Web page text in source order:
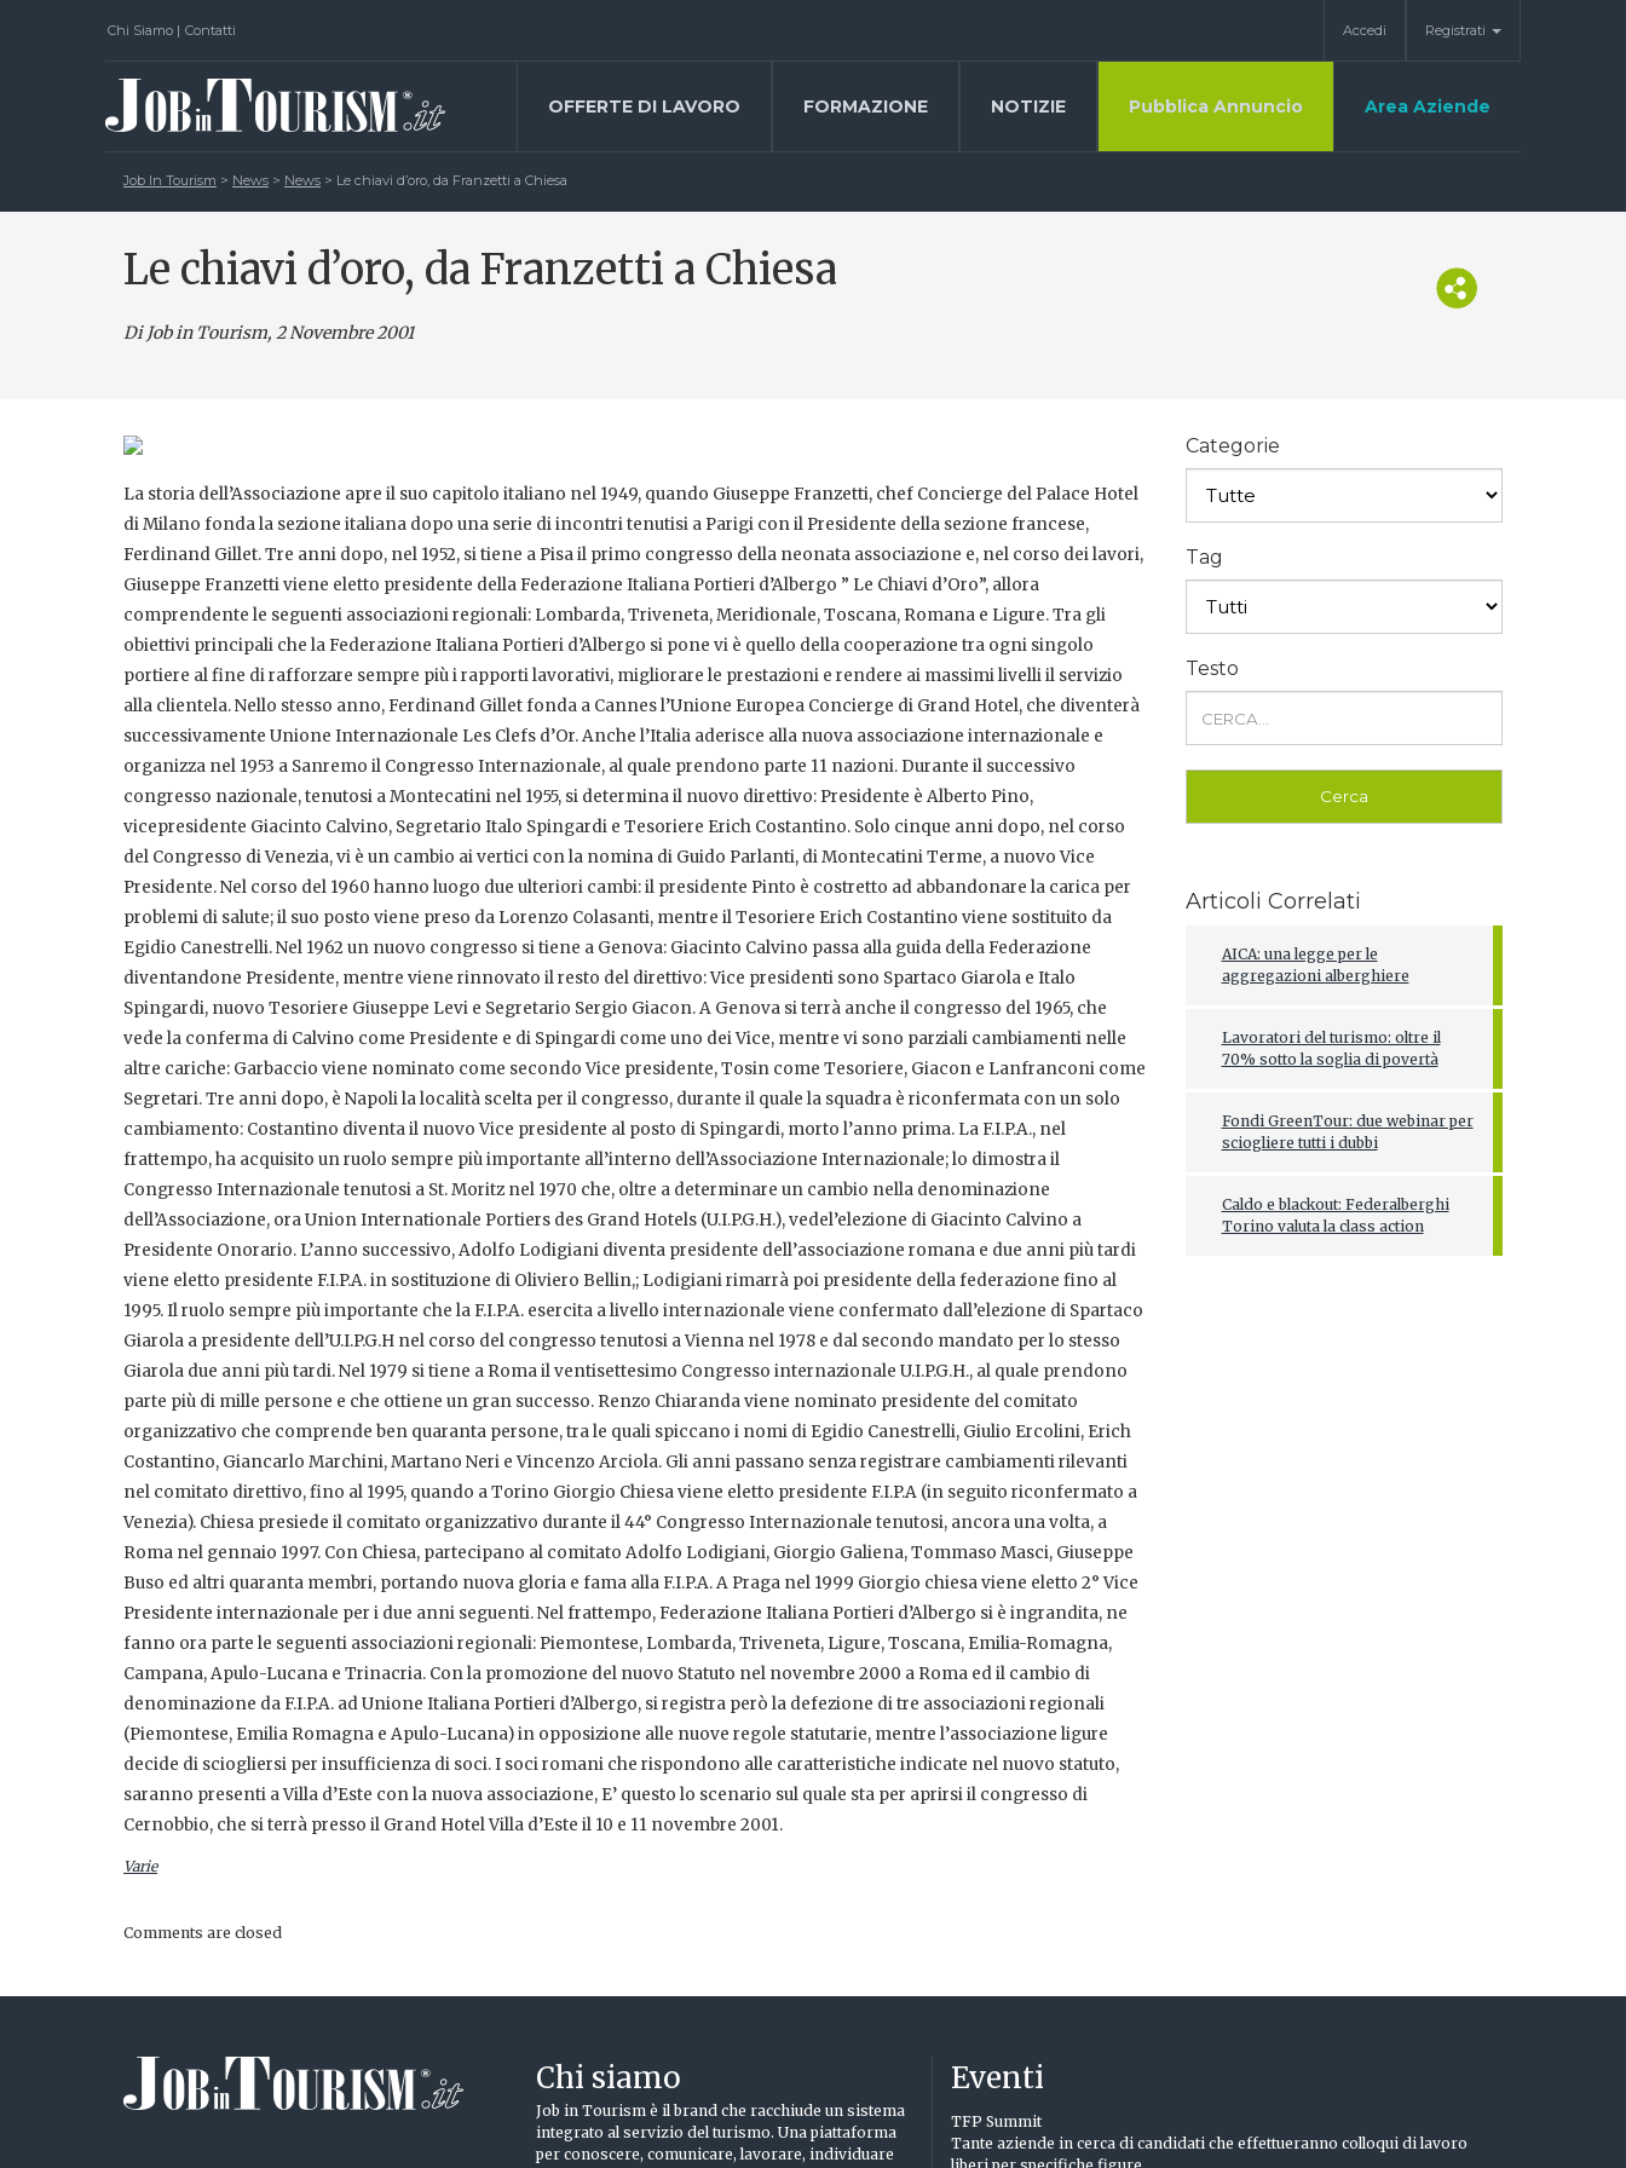
Chi Siamo | Contatti Accedi Registrati
OFFERTE DI LAVORO FORMAZIONE NOTIZIE Pubblica Annuncio Area Aziende
Job In Tourism > News > News > Le chiavi d’oro, da Franzetti a Chiesa
Le chiavi d’oro, da Franzetti a Chiesa
Di Job in Tourism, 2 Novembre 2001
La storia dell’Associazione apre il suo capitolo italiano nel 1949, quando Giuseppe Franzetti, chef Concierge del Palace Hotel
di Milano fonda la sezione italiana dopo una serie di incontri tenutisi a Parigi con il Presidente della sezione francese,
Ferdinand Gillet. Tre anni dopo, nel 1952, si tiene a Pisa il primo congresso della neonata associazione e, nel corso dei lavori,
Giuseppe Franzetti viene eletto presidente della Federazione Italiana Portieri d’Albergo ” Le Chiavi d’Oro”, allora
comprendente le seguenti associazioni regionali: Lombarda, Triveneta, Meridionale, Toscana, Romana e Ligure. Tra gli
obiettivi principali che la Federazione Italiana Portieri d’Albergo si pone vi è quello della cooperazione tra ogni singolo
portiere al fine di rafforzare sempre più i rapporti lavorativi, migliorare le prestazioni e rendere ai massimi livelli il servizio
alla clientela. Nello stesso anno, Ferdinand Gillet fonda a Cannes l’Unione Europea Concierge di Grand Hotel, che diventerà
successivamente Unione Internazionale Les Clefs d’Or. Anche l’Italia aderisce alla nuova associazione internazionale e
organizza nel 1953 a Sanremo il Congresso Internazionale, al quale prendono parte 11 nazioni. Durante il successivo
congresso nazionale, tenutosi a Montecatini nel 1955, si determina il nuovo direttivo: Presidente è Alberto Pino,
vicepresidente Giacinto Calvino, Segretario Italo Spingardi e Tesoriere Erich Costantino. Solo cinque anni dopo, nel corso
del Congresso di Venezia, vi è un cambio ai vertici con la nomina di Guido Parlanti, di Montecatini Terme, a nuovo Vice
Presidente. Nel corso del 1960 hanno luogo due ulteriori cambi: il presidente Pinto è costretto ad abbandonare la carica per
problemi di salute; il suo posto viene preso da Lorenzo Colasanti, mentre il Tesoriere Erich Costantino viene sostituito da
Egidio Canestrelli. Nel 1962 un nuovo congresso si tiene a Genova: Giacinto Calvino passa alla guida della Federazione
diventandone Presidente, mentre viene rinnovato il resto del direttivo: Vice presidenti sono Spartaco Giarola e Italo
Spingardi, nuovo Tesoriere Giuseppe Levi e Segretario Sergio Giacon. A Genova si terrà anche il congresso del 1965, che
vede la conferma di Calvino come Presidente e di Spingardi come uno dei Vice, mentre vi sono parziali cambiamenti nelle
altre cariche: Garbaccio viene nominato come secondo Vice presidente, Tosin come Tesoriere, Giacon e Lanfranconi come
Segretari. Tre anni dopo, è Napoli la località scelta per il congresso, durante il quale la squadra è riconfermata con un solo
cambiamento: Costantino diventa il nuovo Vice presidente al posto di Spingardi, morto l’anno prima. La F.I.P.A., nel
frattempo, ha acquisito un ruolo sempre più importante all’interno dell’Associazione Internazionale; lo dimostra il
Congresso Internazionale tenutosi a St. Moritz nel 1970 che, oltre a determinare un cambio nella denominazione
dell’Associazione, ora Union Internationale Portiers des Grand Hotels (U.I.P.G.H.), vedel’elezione di Giacinto Calvino a
Presidente Onorario. L’anno successivo, Adolfo Lodigiani diventa presidente dell’associazione romana e due anni più tardi
viene eletto presidente F.I.P.A. in sostituzione di Oliviero Bellin,; Lodigiani rimarrà poi presidente della federazione fino al
1995. Il ruolo sempre più importante che la F.I.P.A. esercita a livello internazionale viene confermato dall’elezione di Spartaco
Giarola a presidente dell’U.I.P.G.H nel corso del congresso tenutosi a Vienna nel 1978 e dal secondo mandato per lo stesso
Giarola due anni più tardi. Nel 1979 si tiene a Roma il ventisettesimo Congresso internazionale U.I.P.G.H., al quale prendono
parte più di mille persone e che ottiene un gran successo. Renzo Chiaranda viene nominato presidente del comitato
organizzativo che comprende ben quaranta persone, tra le quali spiccano i nomi di Egidio Canestrelli, Giulio Ercolini, Erich
Costantino, Giancarlo Marchini, Martano Neri e Vincenzo Arciola. Gli anni passano senza registrare cambiamenti rilevanti
nel comitato direttivo, fino al 1995, quando a Torino Giorgio Chiesa viene eletto presidente F.I.P.A (in seguito riconfermato a
Venezia). Chiesa presiede il comitato organizzativo durante il 44° Congresso Internazionale tenutosi, ancora una volta, a
Roma nel gennaio 1997. Con Chiesa, partecipano al comitato Adolfo Lodigiani, Giorgio Galiena, Tommaso Masci, Giuseppe
Buso ed altri quaranta membri, portando nuova gloria e fama alla F.I.P.A. A Praga nel 1999 Giorgio chiesa viene eletto 2° Vice
Presidente internazionale per i due anni seguenti. Nel frattempo, Federazione Italiana Portieri d’Albergo si è ingrandita, ne
fanno ora parte le seguenti associazioni regionali: Piemontese, Lombarda, Triveneta, Ligure, Toscana, Emilia-Romagna,
Campana, Apulo-Lucana e Trinacria. Con la promozione del nuovo Statuto nel novembre 2000 a Roma ed il cambio di
denominazione da F.I.P.A. ad Unione Italiana Portieri d’Albergo, si registra però la defezione di tre associazioni regionali
(Piemontese, Emilia Romagna e Apulo-Lucana) in opposizione alle nuove regole statutarie, mentre l’associazione ligure
decide di sciogliersi per insufficienza di soci. I soci romani che rispondono alle caratteristiche indicate nel nuovo statuto,
saranno presenti a Villa d’Este con la nuova associazione, E’ questo lo scenario sul quale sta per aprirsi il congresso di
Cernobbio, che si terrà presso il Grand Hotel Villa d’Este il 10 e 11 novembre 2001.
Varie
Comments are closed
Categorie
Tag
Testo
Articoli Correlati
AICA: una legge per le
aggregazioni alberghiere
Lavoratori del turismo: oltre il
70% sotto la soglia di povertà
Fondi GreenTour: due webinar per
sciogliere tutti i dubbi
Caldo e blackout: Federalberghi
Torino valuta la class action
Chi siamo
Job in Tourism è il brand che racchiude un sistema
integrato al servizio del turismo. Una piattaforma
per conoscere, comunicare, lavorare, individuare
Eventi
TFP Summit
Tante aziende in cerca di candidati che effettueranno colloqui di lavoro